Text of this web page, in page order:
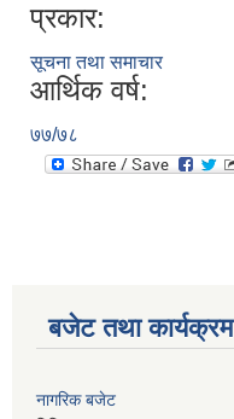
प्रकार:
सूचना तथा समाचार
आर्थिक वर्ष:
७७/७८
बजेट तथा कार्यक्रम
नागरिक बजेट